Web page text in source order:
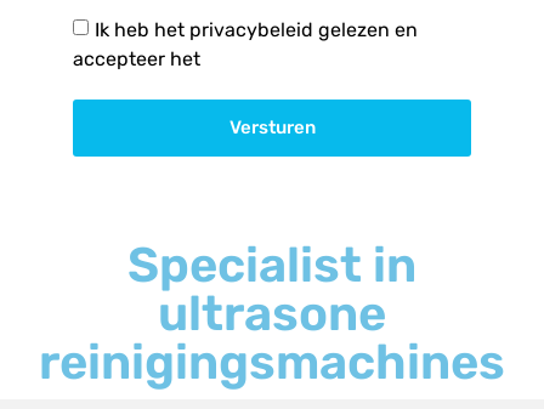
Ik heb het privacybeleid gelezen en
accepteer het
Versturen
Specialist in
ultrasone
reinigingsmachines